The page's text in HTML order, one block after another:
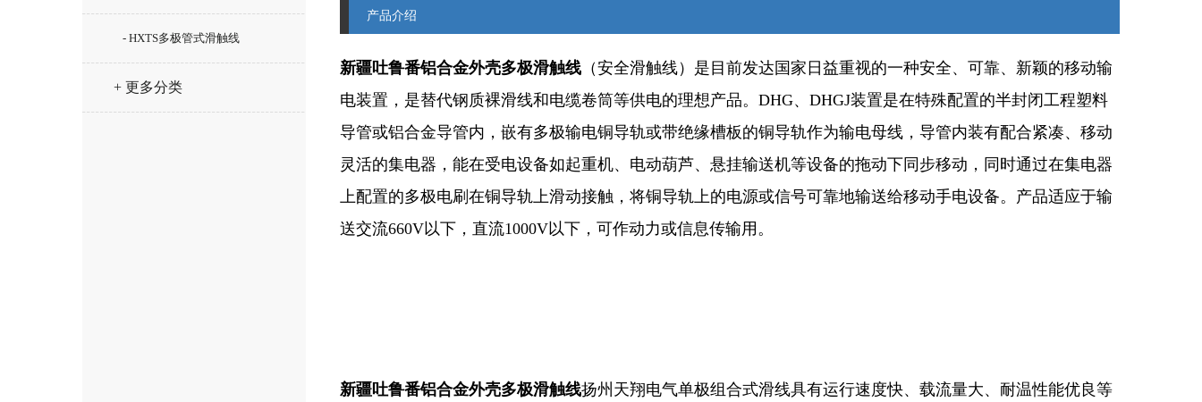
- HXTS多极管式滑触线
+ 更多分类
产品介绍
新疆吐鲁番铝合金外壳多极滑触线 （安全滑触线）是目前发达国家日益重视的一种安全、可靠、新颖的移动输
电装置，是替代钢质裸滑线和电缆卷筒等供电的理想产品。DHG、DHGJ装置是在特殊配置的半封闭工程塑料
导管或铝合金导管内，嵌有多极输电铜导轨或带绝缘槽板的铜导轨作为输电母线，导管内装有配合紧凑、移动
灵活的集电器，能在受电设备如起重机、电动葫芦、悬挂输送机等设备的拖动下同步移动，同时通过在集电器
上配置的多极电刷在铜导轨上滑动接触，将铜导轨上的电源或信号可靠地输送给移动手电设备。产品适应于输
送交流660V以下，直流1000V以下，可作动力或信息传输用。
新疆吐鲁番铝合金外壳多极滑触线扬州天翔电气单极组合式滑线具有运行速度快、载流量大、耐温性能优良等